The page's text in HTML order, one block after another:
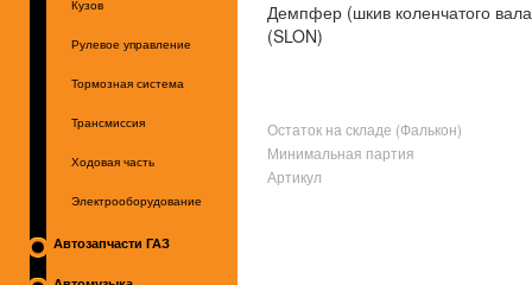
Кузов
Рулевое управление
Тормозная система
Трансмиссия
Ходовая часть
Электрооборудование
Автозапчасти ГАЗ
Демпфер (шкив коленчатого
(SLON)
Остаток на складе (Фалькон)
Минимальная партия
Артикул